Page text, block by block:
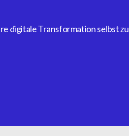
digitale Transformation selbst zu